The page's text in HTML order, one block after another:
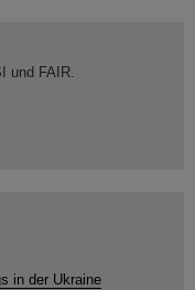
und FAIR.
in der Ukraine